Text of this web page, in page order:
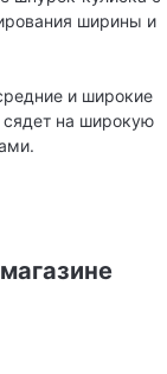
ширины и
и широкие
на широкую